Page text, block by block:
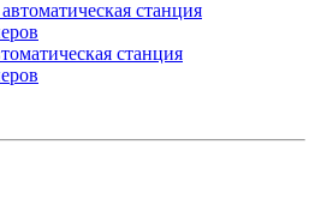
станция